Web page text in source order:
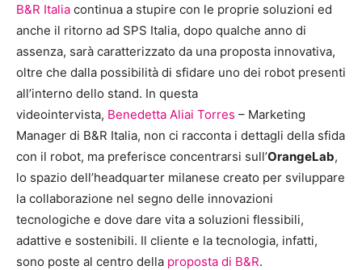
B&R Italia continua a stupire con le proprie soluzioni ed
anche il ritorno ad SPS Italia, dopo qualche anno di
assenza, sarà caratterizzato da una proposta innovativa,
oltre che dalla possibilità di sfidare uno dei robot presenti
all’interno dello stand. In questa
videointervista, Benedetta Aliai Torres – Marketing
Manager di B&R Italia, non ci racconta i dettagli della sfida
con il robot, ma preferisce concentrarsi sull’OrangeLab,
lo spazio dell’headquarter milanese creato per sviluppare
la collaborazione nel segno delle innovazioni
tecnologiche e dove dare vita a soluzioni flessibili,
adattive e sostenibili. Il cliente e la tecnologia, infatti,
sono poste al centro della proposta di B&R.